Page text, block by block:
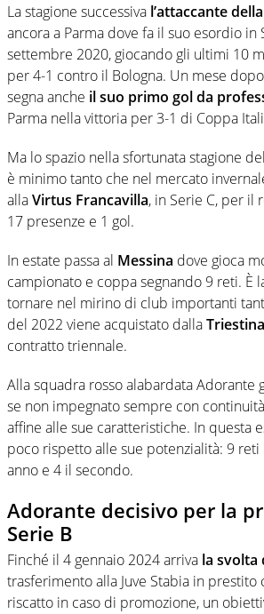
La stagione successiva l’attaccante
ancora a Parma dove fa il suo esordio in
settembre 2020, giocando gli ultimi 10
per 4-1 contro il Bologna. Un mese
segna anche il suo primo gol da
Parma nella vittoria per 3-1 di Coppa
Ma lo spazio nella sfortunata stagione
è minimo tanto che nel mercato
allaVirtus Francavilla, in Serie C, per il
17 presenze e 1 gol.
In estate passa al Messina dove gioca
campionato e coppa segnando 9 reti. È
tornare nel mirino di club importanti
del 2022 viene acquistato dallaTriestina
contratto triennale.
Alla squadra rosso alabardata Adorante
se non impegnato sempre con
affine alle sue caratteristiche. In questa
poco rispetto alle sue potenzialità: 9
anno e 4 il secondo.
Adorante decisivo per la
Serie B
Finché il 4 gennaio 2024 arriva la svolta
trasferimento alla Juve Stabia in
riscatto in caso di promozione, un